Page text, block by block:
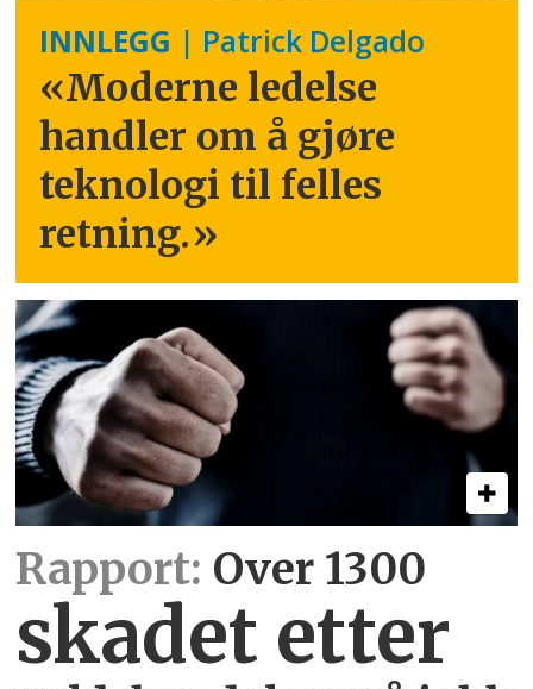
INNLEGG | Patrick Delgado
«Moderne ledelse
handler om å gjøre
teknologi til felles
retning.»
Rapport: Over 1300
skadet etter